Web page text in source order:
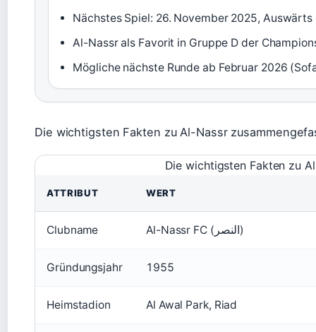
Nächstes Spiel: 26. November 2025,
Al-Nassr als Favorit in Gruppe D der
Mögliche nächste Runde ab Februar 2026
Die wichtigsten Fakten zu Al-Nassr
Die wichtigsten Fakten zu
ATTRIBUT WERT
Clubname Al-Nassr FC (النصر)
Gründungsjahr 1955
Heimstadion Al Awal Park, Riad